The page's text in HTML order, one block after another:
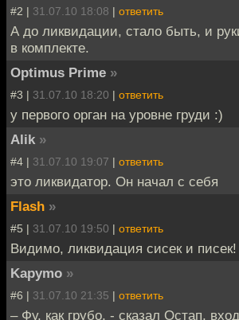
#2 | 31.07.10 18:08 | ответить
А до ликвидации, стало быть, и
в комплекте.
Optimus Prime »
#3 | 31.07.10 18:20 | ответить
у первого орган на уровне груди :)
Alik »
#4 | 31.07.10 19:07 | ответить
это ликвидатор. Он начал с себя
Flash »
#5 | 31.07.10 19:50 | ответить
Видимо, ликвидация сисек и писек!
Kapymo »
#6 | 31.07.10 21:35 | ответить
– Фу, как грубо, - сказал Остап,